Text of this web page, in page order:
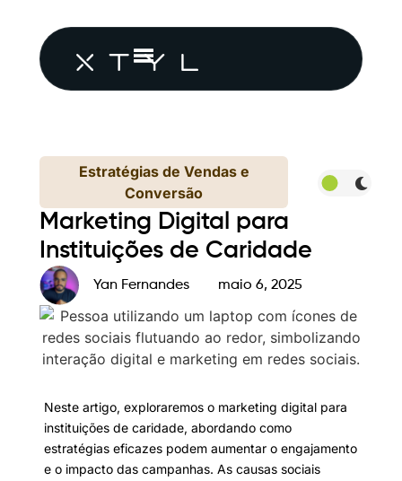
Estratégias de Vendas e
Conversão
Marketing Digital para
Instituições de Caridade
Yan Fernandes maio 6, 2025
Neste artigo, exploraremos o marketing digital para
instituições de caridade, abordando como
estratégias eficazes podem aumentar o engajamento
e o impacto das campanhas. As causas sociais